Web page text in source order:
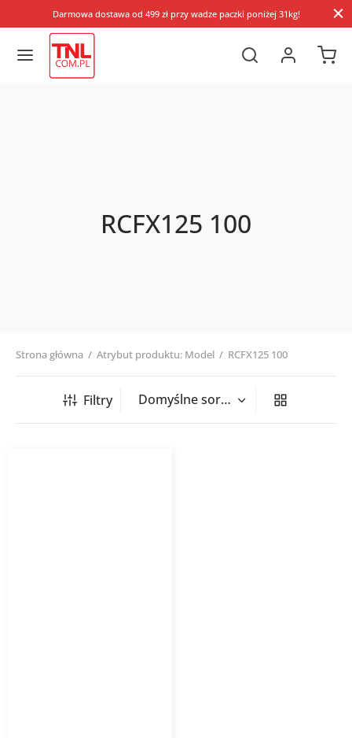
Darmowa dostawa od 499 zł przy wadze paczki poniżej 31kg!
RCFX125 100
Strona główna / Atrybut produktu: Model / RCFX125 100
Filtry